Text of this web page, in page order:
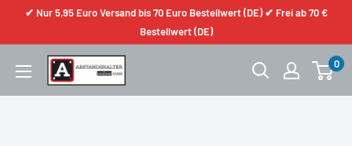
✔ Nur 5,95 Euro Versand bis 70 Euro Bestellwert (DE) ✔ Frei ab 70 €
Bestellwert (DE)
0